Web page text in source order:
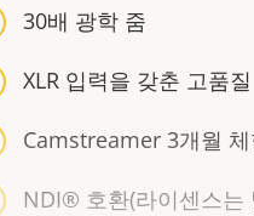
30배 광학 줌
XLR 입력을 갖춘 고품
Camstreamer 3개월
NDI® 호환(라이센스는